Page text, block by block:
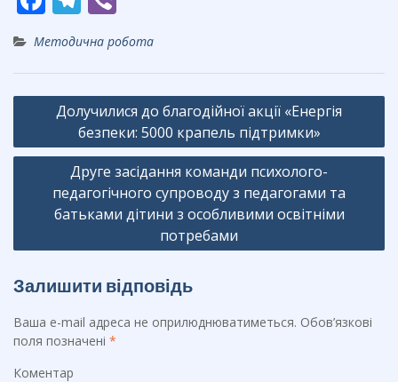
ac
e
b
o
o
k
el
e
gr
a
m
b
er
Методична робота
Навігація
записів
Долучилися до благодійної акції «Енергія
безпеки: 5000 крапель підтримки»
Друге засідання команди психолого-
педагогічного супроводу з педагогами та
батьками дітини з особливими освітніми
потребами
Залишити відповідь
Ваша e-mail адреса не оприлюднюватиметься. Обов’язкові
поля позначені *
Коментар